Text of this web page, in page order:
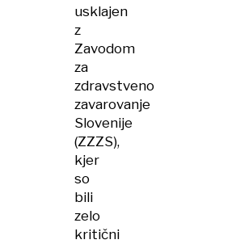
usklajen
z
Zavodom
za
zdravstveno
zavarovanje
Slovenije
(ZZZS),
kjer
so
bili
zelo
kritični